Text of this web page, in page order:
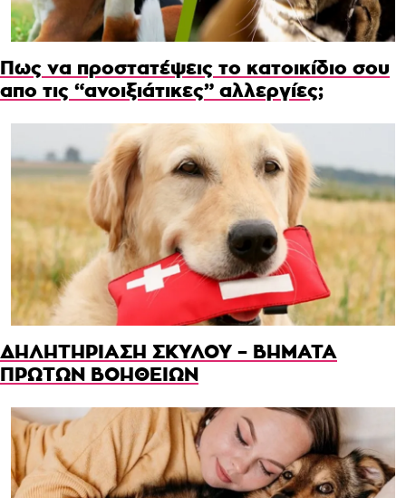
Πως να προστατέψεις το κατοικίδιο σου
απο τις “ανοιξιάτικες” αλλεργίες;
ΔΗΛΗΤΗΡΙΑΣΗ ΣΚΥΛΟΥ – ΒΗΜΑΤΑ
ΠΡΩΤΩΝ ΒΟΗΘΕΙΩΝ